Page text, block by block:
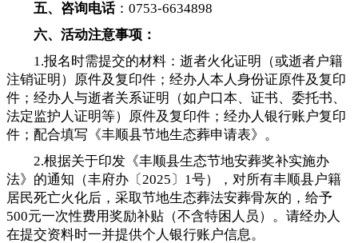
五、咨询电话：0753-6634898
六、活动注意事项：
1.报名时需提交的材料：逝者火化证明（或逝者户籍
注销证明）原件及复印件 ； 经办人本人身份证原件及复印
件；经办人与逝者关系证明（如户口本、证书、委托书、
法定监护人证明等）原件及复印件 ； 经办人银行账户复印
件；配合填写《丰顺县节地生态葬申请表》 。
2.根据关于印发《丰顺县生态节地安葬奖补实施办
法》的通知（丰府办〔2025〕1号）
， 对所有丰顺县户籍
居民死亡火化后，采取节地生态葬法安葬骨灰的 ， 给予
500元一次性费用奖励补贴（不含特困人员）。请经办人
在提交资料时一并提供个人银行账户信息。